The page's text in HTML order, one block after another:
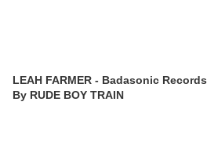
LEAH FARMER - Badasonic Records
By RUDE BOY TRAIN